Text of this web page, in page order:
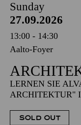
Sunday
27.09.2026
13:00 - 14:30
Aalto-Foyer
LERNEN SIE
ARCHITEKTUR"
SOLD OUT